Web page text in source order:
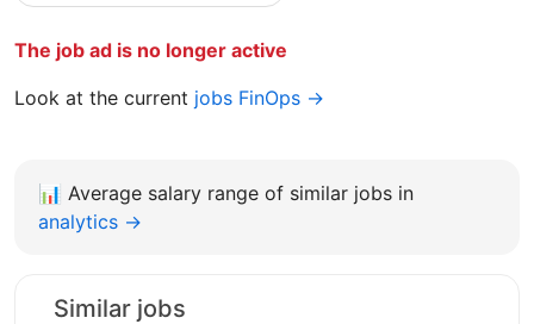
The job ad is no longer active
Look at the current jobs FinOps →
📊 Average salary range of similar jobs in
analytics →
Similar jobs